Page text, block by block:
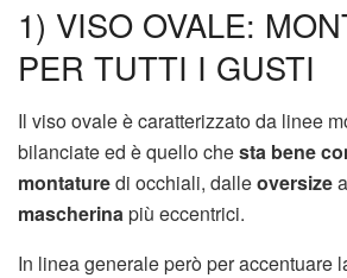
1) VISO OVALE:
PER TUTTI I GUSTI
Il viso ovale è caratterizzato da linee
bilanciate ed è quello chesta bene
montaturedi occhiali, dalleoversize
mascherinapiù eccentrici.
In linea generale però per accentuare